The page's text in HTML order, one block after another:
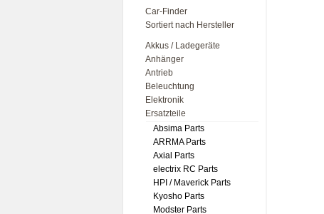
Car-Finder
Sortiert nach Hersteller
Akkus / Ladegeräte
Anhänger
Antrieb
Beleuchtung
Elektronik
Ersatzteile
Absima Parts
ARRMA Parts
Axial Parts
electrix RC Parts
HPI / Maverick Parts
Kyosho Parts
Modster Parts